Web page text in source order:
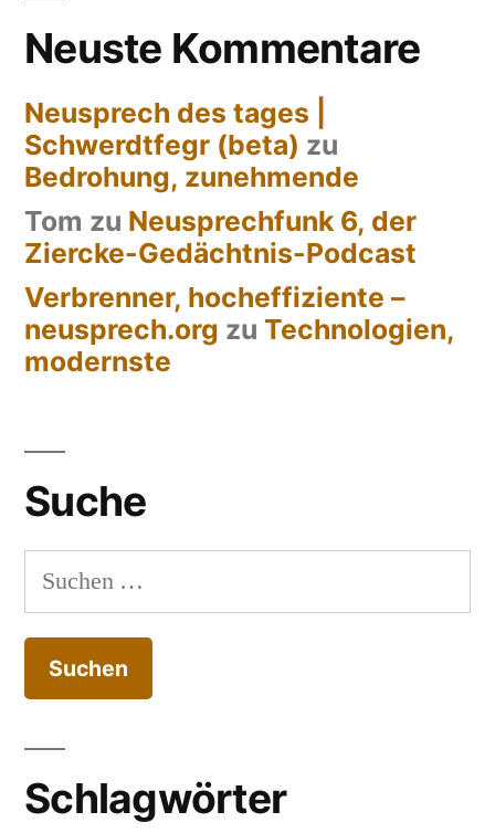
Neuste Kommentare
Neusprech des tages |
Schwerdtfegr (beta) zu
Bedrohung, zunehmende
Tom zu Neusprechfunk 6, der
Ziercke-Gedächtnis-Podcast
Verbrenner, hocheffiziente –
neusprech.org zu Technologien,
modernste
Suche
Suchen
nach:
Schlagwörter